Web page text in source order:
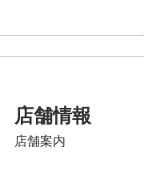
店舗情報
店舗案内